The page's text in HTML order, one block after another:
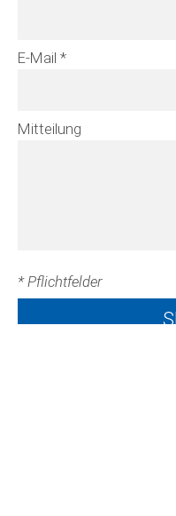
E-Mail *
Mitteilung
* Pflichtfelder